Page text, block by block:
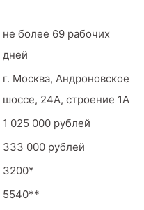
не более 69 рабочих
дней
г. Москва, Андроновское
шоссе, 24А, строение 1А
1 025 000 рублей
333 000 рублей
3200*
5540**